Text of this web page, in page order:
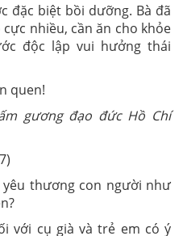
đặc biệt bồi dưỡng. Bà đã
nhiều, cần ăn cho khỏe
độc lập vui hưởng thái
quen!
gương đạo đức Hồ Chí
thương con người như
với cụ già và trẻ em có ý